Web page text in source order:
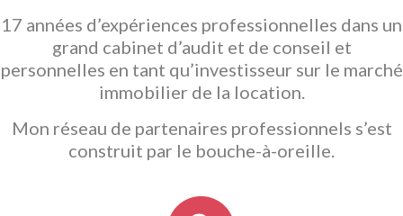
17 années d’expériences professionnelles dans un
grand cabinet d’audit et de conseil et
personnelles en tant qu’investisseur sur le marché
immobilier de la location.
Mon réseau de partenaires professionnels s’est
construit par le bouche-à-oreille.